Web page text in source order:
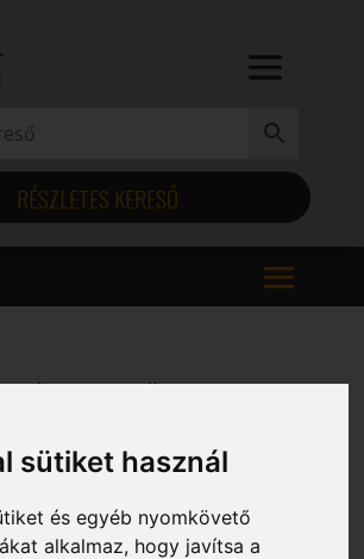
sütiket használ
és egyéb nyomkövető
alkalmaz, hogy javítsa a
RÉSZLETES KERESŐ
(mm) termék / 1300